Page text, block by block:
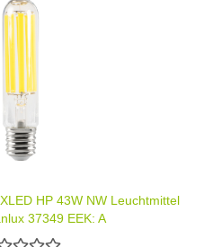
HP 43W NW Leuchtmittel
37349 EEK: A